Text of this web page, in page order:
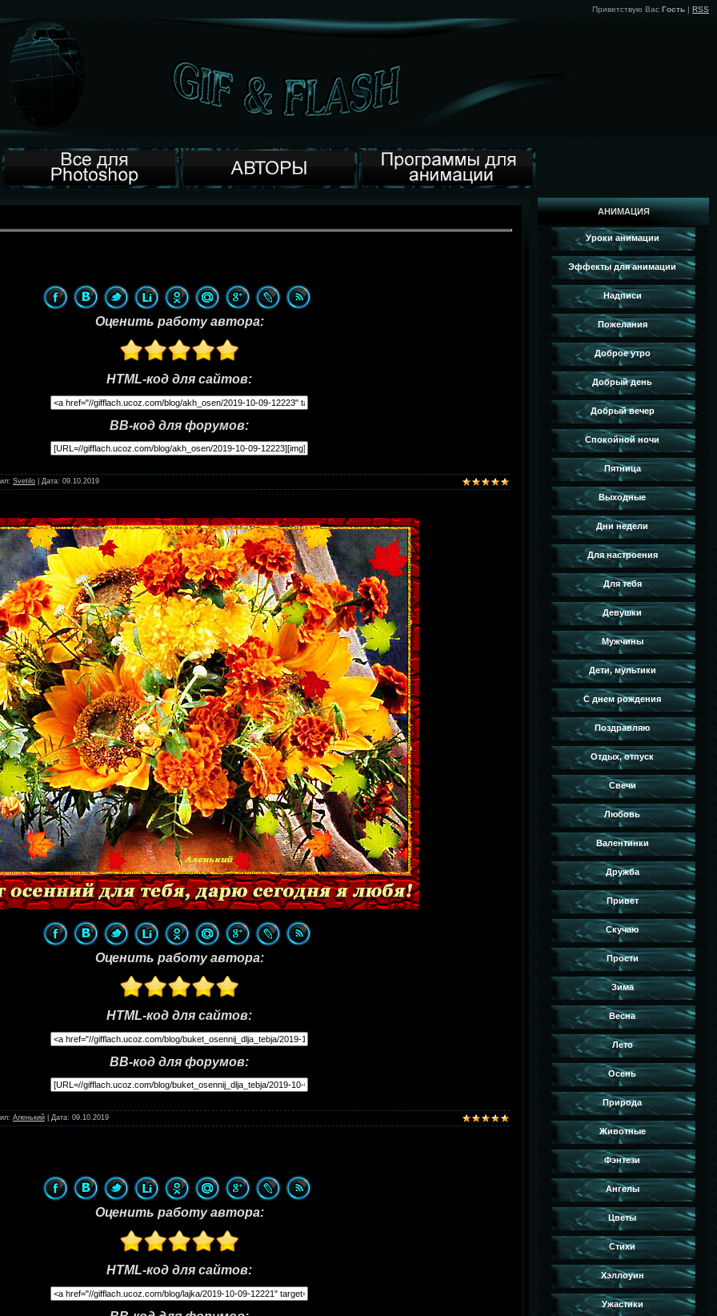
Приветствую Вас Гость | RSS
Оценить работу автора:
HTML-код для сайтов:
BB-код для форумов:
Svetilo Дата: 09.10.2019
Оценить работу автора:
HTML-код для сайтов:
BB-код для форумов:
Аленький Дата: 09.10.2019
Оценить работу автора:
HTML-код для сайтов:
АНИМАЦИЯ
Уроки анимации
Эффекты для анимации
Надписи
Пожелания
Доброе утро
Добрый день
Добрый вечер
Спокойной ночи
Пятница
Выходные
Дни недели
Для настроения
Для тебя
Девушки
Мужчины
Дети, мультики
С днем рождения
Поздравляю
Отдых, отпуск
Свечи
Любовь
Валентинки
Дружба
Привет
Скучаю
Прости
Зима
Весна
Лето
Осень
Природа
Животные
Фэнтези
Ангелы
Цветы
Стихи
Хэллоуин
Ужастики